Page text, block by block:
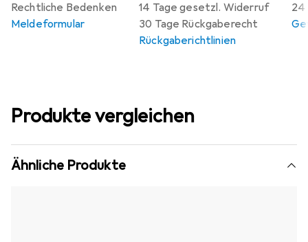
14 Tage gesetzl. Widerruf
30 Tage Rückgaberecht
Rückgaberichtlinien
24
Rechtliche Bedenken
Meldeformular
Produkte vergleichen
Ähnliche Produkte